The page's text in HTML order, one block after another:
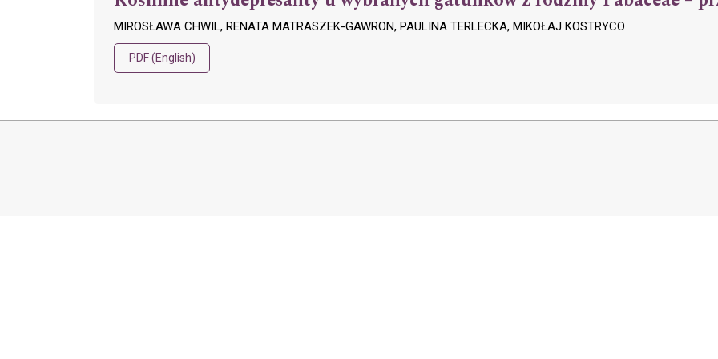
MIROSŁAWA CHWIL, RENATA MATRASZEK-GAWRON, PAULINA TERLECKA, MIKOŁAJ KOSTRYCO
PDF (English)